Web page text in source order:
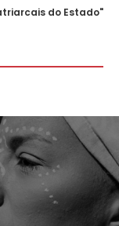
do Estado"